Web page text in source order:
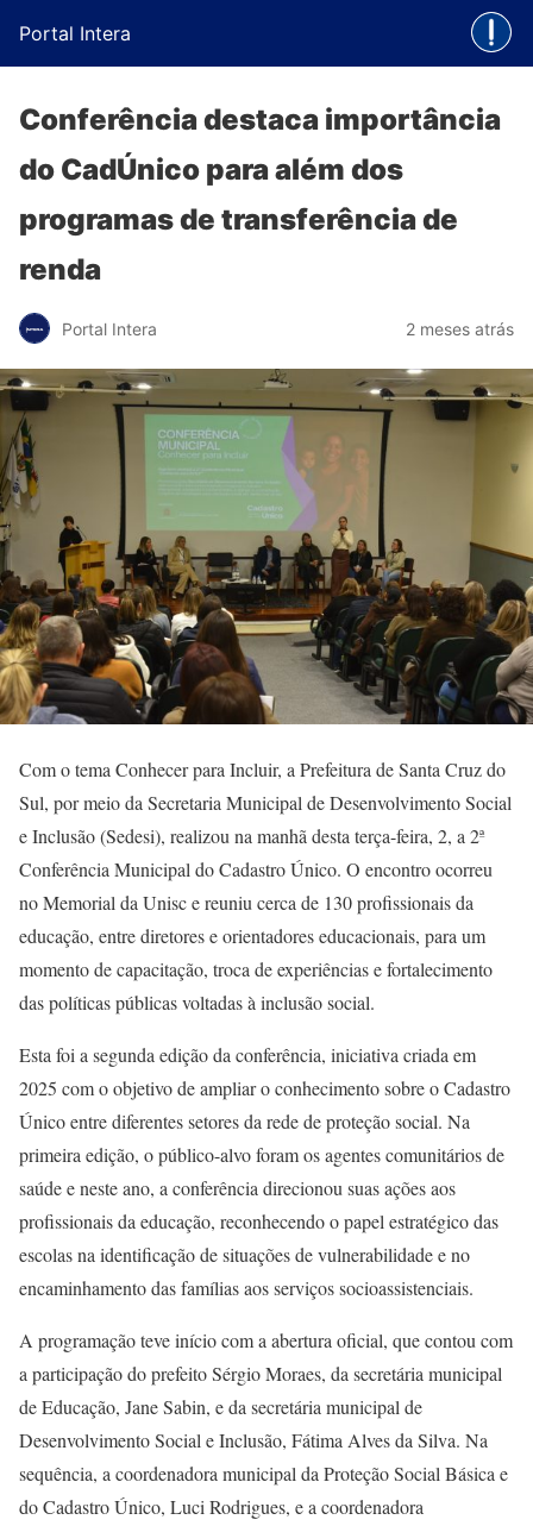
Portal Intera
Conferência destaca importância
do CadÚnico para além dos
programas de transferência de
renda
Portal Intera 2 meses atrás
Com o tema Conhecer para Incluir, a Prefeitura de Santa Cruz do
Sul, por meio da Secretaria Municipal de Desenvolvimento Social
e Inclusão (Sedesi), realizou na manhã desta terça-feira, 2, a 2ª
Conferência Municipal do Cadastro Único. O encontro ocorreu
no Memorial da Unisc e reuniu cerca de 130 profissionais da
educação, entre diretores e orientadores educacionais, para um
momento de capacitação, troca de experiências e fortalecimento
das políticas públicas voltadas à inclusão social.
Esta foi a segunda edição da conferência, iniciativa criada em
2025 com o objetivo de ampliar o conhecimento sobre o Cadastro
Único entre diferentes setores da rede de proteção social. Na
primeira edição, o público-alvo foram os agentes comunitários de
saúde e neste ano, a conferência direcionou suas ações aos
profissionais da educação, reconhecendo o papel estratégico das
escolas na identificação de situações de vulnerabilidade e no
encaminhamento das famílias aos serviços socioassistenciais.
A programação teve início com a abertura oficial, que contou com
a participação do prefeito Sérgio Moraes, da secretária municipal
de Educação, Jane Sabin, e da secretária municipal de
Desenvolvimento Social e Inclusão, Fátima Alves da Silva. Na
sequência, a coordenadora municipal da Proteção Social Básica e
do Cadastro Único, Luci Rodrigues, e a coordenadora